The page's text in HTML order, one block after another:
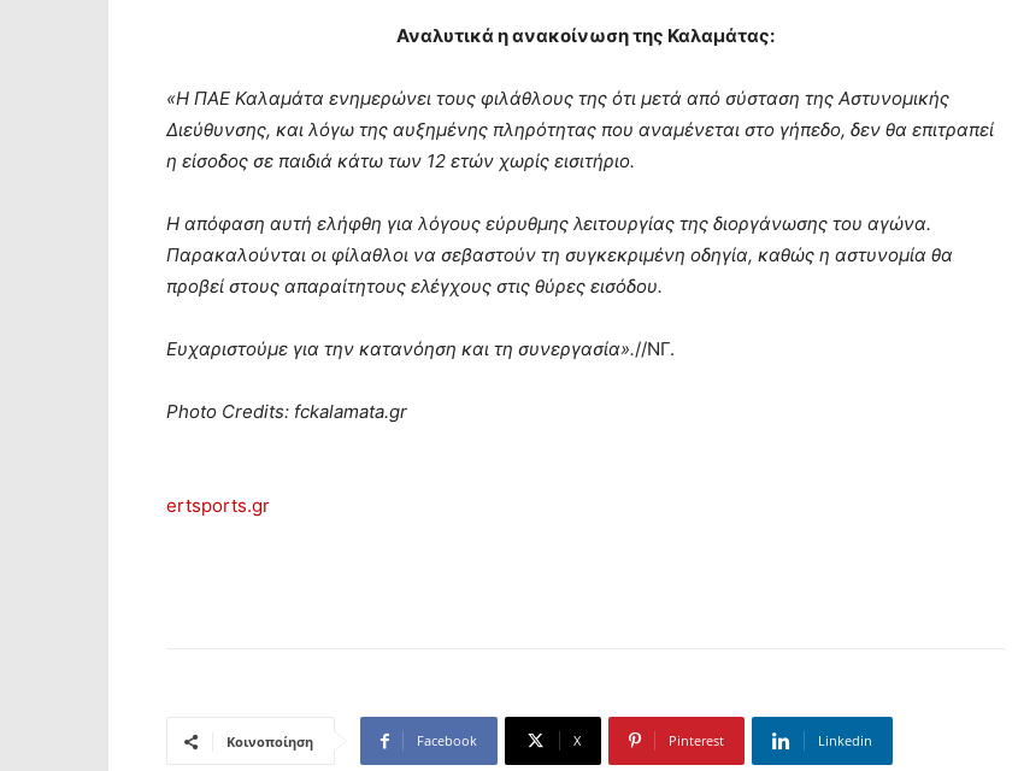
Αναλυτικά η ανακοίνωση της Καλαμάτας:
«Η ΠΑΕ Καλαμάτα ενημερώνει τους φιλάθλους της ότι μετά από σύσταση της Αστυνομικής
Διεύθυνσης, και λόγω της αυξημένης πληρότητας που αναμένεται στο γήπεδο, δεν θα επιτραπεί
η είσοδος σε παιδιά κάτω των 12 ετών χωρίς εισιτήριο.
Η απόφαση αυτή ελήφθη για λόγους εύρυθμης λειτουργίας της διοργάνωσης του αγώνα.
Παρακαλούνται οι φίλαθλοι να σεβαστούν τη συγκεκριμένη οδηγία, καθώς η αστυνομία θα
προβεί στους απαραίτητους ελέγχους στις θύρες εισόδου.
Ευχαριστούμε για την κατανόηση και τη συνεργασία».//ΝΓ.
Photo Credits: fckalamata.gr
ertsports.gr
Κοινοποίηση Facebook X Pinterest Linkedin